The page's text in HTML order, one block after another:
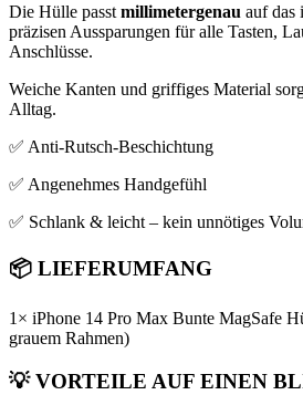
Die Hülle passt millimetergenau auf das
präzisen Aussparungen für alle Tasten,
Anschlüsse.
Weiche Kanten und griffiges Material
Alltag.
✅ Anti-Rutsch-Beschichtung
✅ Angenehmes Handgefühl
✅ Schlank & leicht – kein unnötiges
📦 LIEFERUMFANG
1× iPhone 14 Pro Max Bunte MagSafe
grauem Rahmen)
💡VORTEILE AUF EINEN